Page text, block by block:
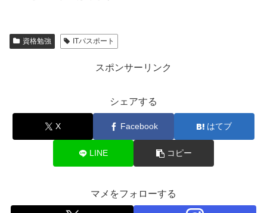
資格勉強 ITパスポート
スポンサーリンク
シェアする
X Facebook はてブ
LINE コピー
マメをフォローする